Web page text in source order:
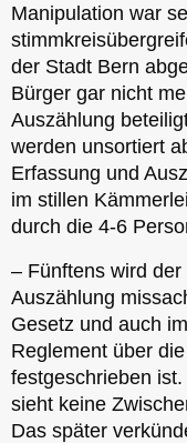
Manipulation war
der Stadt Bern
Bürger gar nicht
Auszählung
werden unsortiert
Erfassung und
im stillen
durch die 4-6
– Fünftens wird
Auszählung
Gesetz und auch
Reglement über
festgeschrieben
sieht keine
Das später